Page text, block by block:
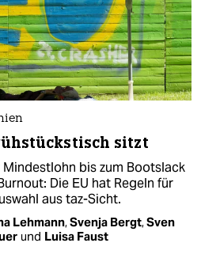
sitzt
bis zum Bootslack
Die EU hat Regeln für
aus taz-Sicht.
Lehmann,Svenja Bergt,Sven
und Luisa Faust